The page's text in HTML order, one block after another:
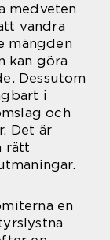
medveten
vandra
mängden
kan göra
Dessutom
i
och
Det är
rätt
en